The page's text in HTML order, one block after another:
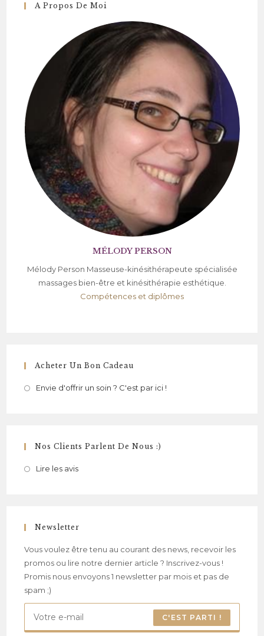
A Propos De Moi
MÉLODY PERSON
Mélody Person Masseuse-kinésithérapeute spécialisée
massages bien-être et kinésithérapie esthétique.
Compétences et diplômes
Acheter Un Bon Cadeau
Envie d'offrir un soin ? C'est par ici !
Nos Clients Parlent De Nous :)
Lire les avis
Newsletter
Vous voulez être tenu au courant des news, recevoir les
promos ou lire notre dernier article ? Inscrivez-vous !
Promis nous envoyons 1 newsletter par mois et pas de
spam ;)
C'EST PARTI !